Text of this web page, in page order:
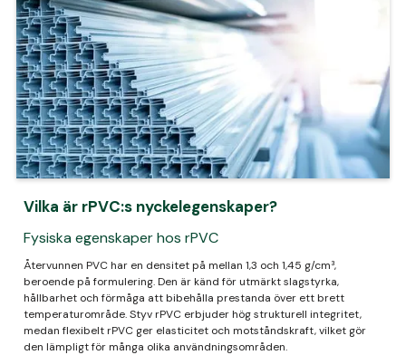
Vilka är rPVC:s nyckel­egenskaper?
Fysiska egenskaper hos rPVC
Återvunnen PVC har en densitet på mellan 1,3 och 1,45 g/cm³,
beroende på formulering. Den är känd för utmärkt slagstyrka,
hållbarhet och förmåga att bibehålla prestanda över ett brett
temperaturområde. Styv rPVC erbjuder hög strukturell integritet,
medan flexibelt rPVC ger elasticitet och motståndskraft, vilket gör
den lämpligt för många olika användningsområden.